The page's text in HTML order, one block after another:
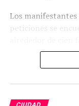
Los
peticiones se
vivienda digna,
agua potable en
El Tejabán, El